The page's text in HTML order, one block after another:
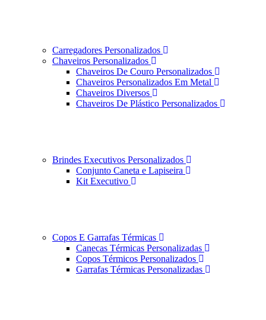
Carregadores Personalizados
Chaveiros Personalizados
Chaveiros De Couro Personalizados
Chaveiros Personalizados Em Metal
Chaveiros Diversos
Chaveiros De Plástico Personalizados
Brindes Executivos Personalizados
Conjunto Caneta e Lapiseira
Kit Executivo
Copos E Garrafas Térmicas
Canecas Térmicas Personalizadas
Copos Térmicos Personalizados
Garrafas Térmicas Personalizadas